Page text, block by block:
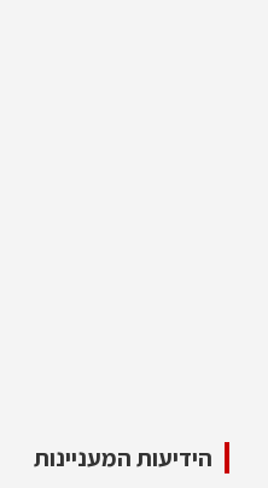
הידיעות המעניינות